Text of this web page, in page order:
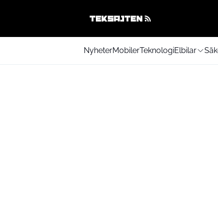
NyheterMobilerTeknologiElbilar